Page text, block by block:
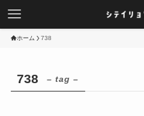
ホーム 738
738 – tag –